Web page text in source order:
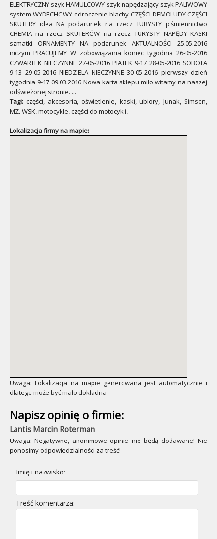
ELEKTRYCZNY szyk HAMULCOWY szyk napędzający szyk PALIWOWY
system WYDECHOWY odroczenie blachy CZĘŚCI DEMOLUDY CZĘŚCI
SKUTERY idea NA podarunek na rzecz TURYSTY piśmiennictwo
CHEMIA na rzecz SKUTERÓW na rzecz TURYSTY NAPĘDY KASKI
szmatki ORNAMENTY NA podarunek AKTUALNOŚCI 25.05.2016
niczym PRACUJEMY W zobowiązania koniec tygodnia 26-05-2016
CZWARTEK NIECZYNNE 27-05-2016 PIATEK 9-17 28-05-2016 SOBOTA
9-13 29-05-2016 NIEDZIELA NIECZYNNE 30-05-2016 pierwszy dzień
tygodnia 9-17 09.03.2016 Nowa karta sklepu miło witamy na naszej
odświeżonej stronie. ...
Tagi: części, akcesoria, oświetlenie, kaski, ubiory, Junak, Simson,
MZ, WSK, motocykle, części do motocykli,
Lokalizacja firmy na mapie:
Uwaga: Lokalizacja na mapie generowana jest automatycznie i
dlatego może być mało dokładna
Napisz opinię o firmie:
Lantis Marcin Roterman
Uwaga: Negatywne, anonimowe opinie nie będą dodawane! Nie
ponosimy odpowiedzialności za treść!
Imię i nazwisko:
Treść komentarza: